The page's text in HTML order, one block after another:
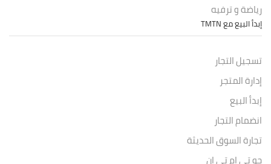
رياضة و ترفيه
إبدأ البيع مع TMTN
تسجيل التجار
إدارة المتجر
إبدأ البيع
انضمام التجار
تجارة السوق الحديثة
جو تي ام تي ان